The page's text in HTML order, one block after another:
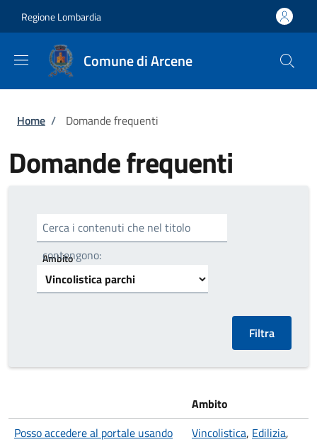
Regione Lombardia
Comune di Arcene
Briciole di pane
Home / Domande frequenti
Domande frequenti
Cerca i contenuti che nel titolo
contengono:
Ambito
Ambito
Posso accedere al portale usando
Vincolistica, Edilizia,